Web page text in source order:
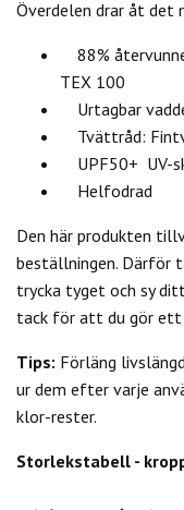
Överdelen drar åt det
88%
TEX 100
Urtagbar
Tvättråd:
UPF50+ UV-
Helfodrad
Den här produkten
beställningen. Därför
trycka tyget och sy
tack för att du gör
Tips: Förläng
ur dem efter varje
klor-rester.
Storlekstabell -